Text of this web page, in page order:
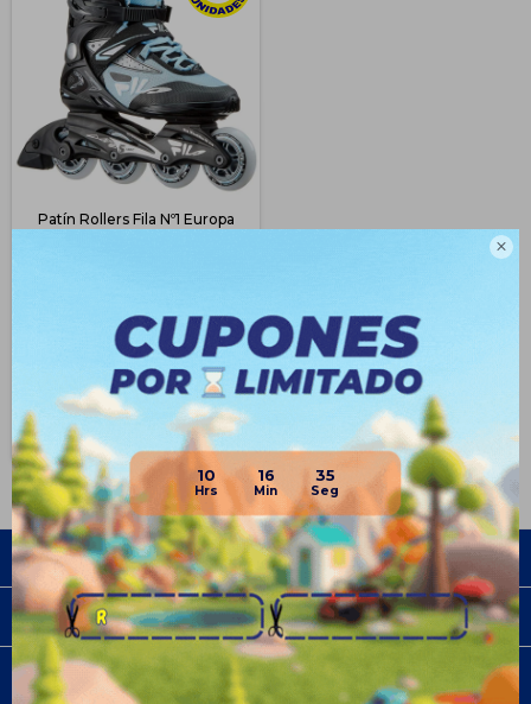

10 16 35
Patín Rollers Fila Nº1 Europa
$ 2.247
$ 2.547
2.696
Disponible Envío
Empresa
Compra